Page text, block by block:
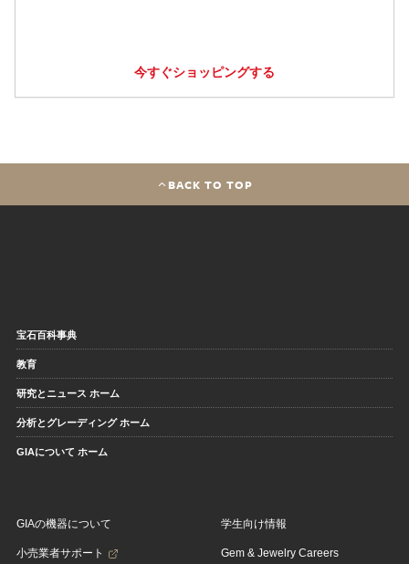
今すぐショッピングする
BACK TO TOP
宝石百科事典
教育
研究とニュース ホーム
分析とグレーディング ホーム
GIAについて ホーム
GIAの機器について
小売業者サポート
学生向け情報
Gem & Jewelry Careers